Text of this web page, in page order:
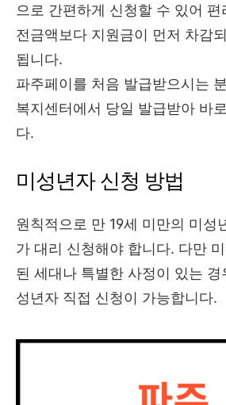
으로 간편하게 신청할 수 있어
전금액보다 지원금이 먼저 차감
됩니다.
파주페이를 처음 발급받으시는
복지센터에서 당일 발급받아 바
다.
미성년자 신청 방법
원칙적으로 만 19세 미만의 미성
가 대리 신청해야 합니다. 다만
된 세대나 특별한 사정이 있는 경
성년자 직접 신청이 가능합니다.